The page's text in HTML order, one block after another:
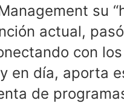
su
actual,
con
en día, aporta
de